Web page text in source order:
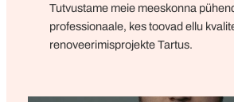
Tutvustame meie meeskonna
professionaale, kes toovad ellu
renoveerimisprojekte Tartus.